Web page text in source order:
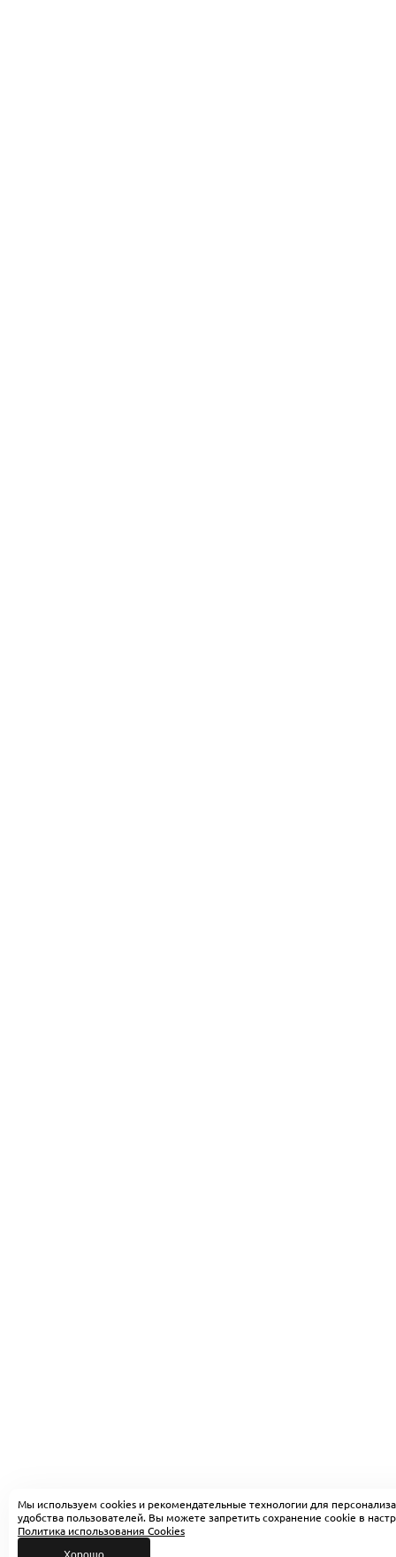
Мы используем cookies и рекомендательные технологии для
удобства пользователей. Вы можете запретить сохранение cookie в
Политика использования Cookies